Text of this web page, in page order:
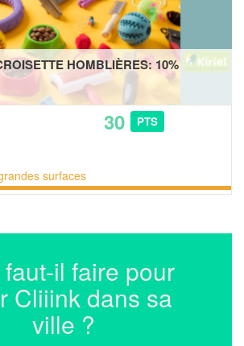
HOMBLIÈRES: 10%
30 PTS
surfaces
il faire pour
Cliiink dans sa
ville ?